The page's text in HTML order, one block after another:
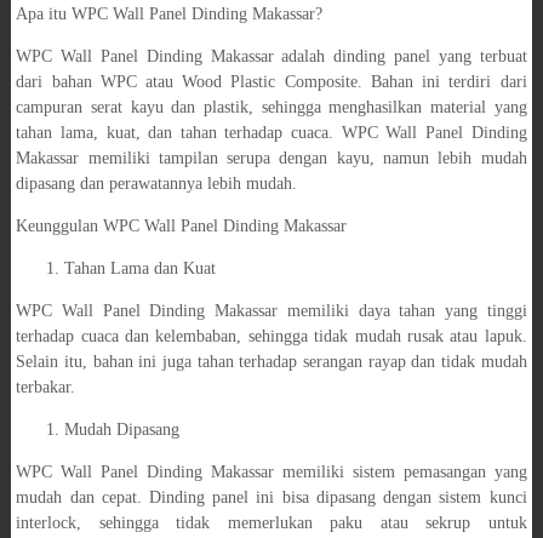
Apa itu WPC Wall Panel Dinding Makassar?
WPC Wall Panel Dinding Makassar adalah dinding panel yang terbuat
dari bahan WPC atau Wood Plastic Composite. Bahan ini terdiri dari
campuran serat kayu dan plastik, sehingga menghasilkan material yang
tahan lama, kuat, dan tahan terhadap cuaca. WPC Wall Panel Dinding
Makassar memiliki tampilan serupa dengan kayu, namun lebih mudah
dipasang dan perawatannya lebih mudah.
Keunggulan WPC Wall Panel Dinding Makassar
Tahan Lama dan Kuat
WPC Wall Panel Dinding Makassar memiliki daya tahan yang tinggi
terhadap cuaca dan kelembaban, sehingga tidak mudah rusak atau lapuk.
Selain itu, bahan ini juga tahan terhadap serangan rayap dan tidak mudah
terbakar.
Mudah Dipasang
WPC Wall Panel Dinding Makassar memiliki sistem pemasangan yang
mudah dan cepat. Dinding panel ini bisa dipasang dengan sistem kunci
interlock, sehingga tidak memerlukan paku atau sekrup untuk